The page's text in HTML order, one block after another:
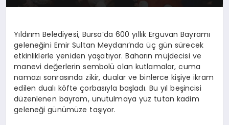
Yıldırım Belediyesi, Bursa’da 600 yıllık Erguvan Bayramı
geleneğini Emir Sultan Meydanı’nda üç gün sürecek
etkinliklerle yeniden yaşatıyor. Baharın müjdecisi ve
manevi değerlerin sembolü olan kutlamalar, cuma
namazı sonrasında zikir, dualar ve binlerce kişiye ikram
edilen dualı köfte çorbasıyla başladı. Bu yıl beşincisi
düzenlenen bayram, unutulmaya yüz tutan kadim
geleneği günümüze taşıyor.